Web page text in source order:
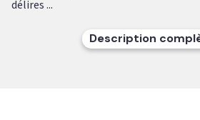
délires ...
Description